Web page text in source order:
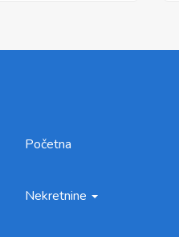
Početna
Nekretnine